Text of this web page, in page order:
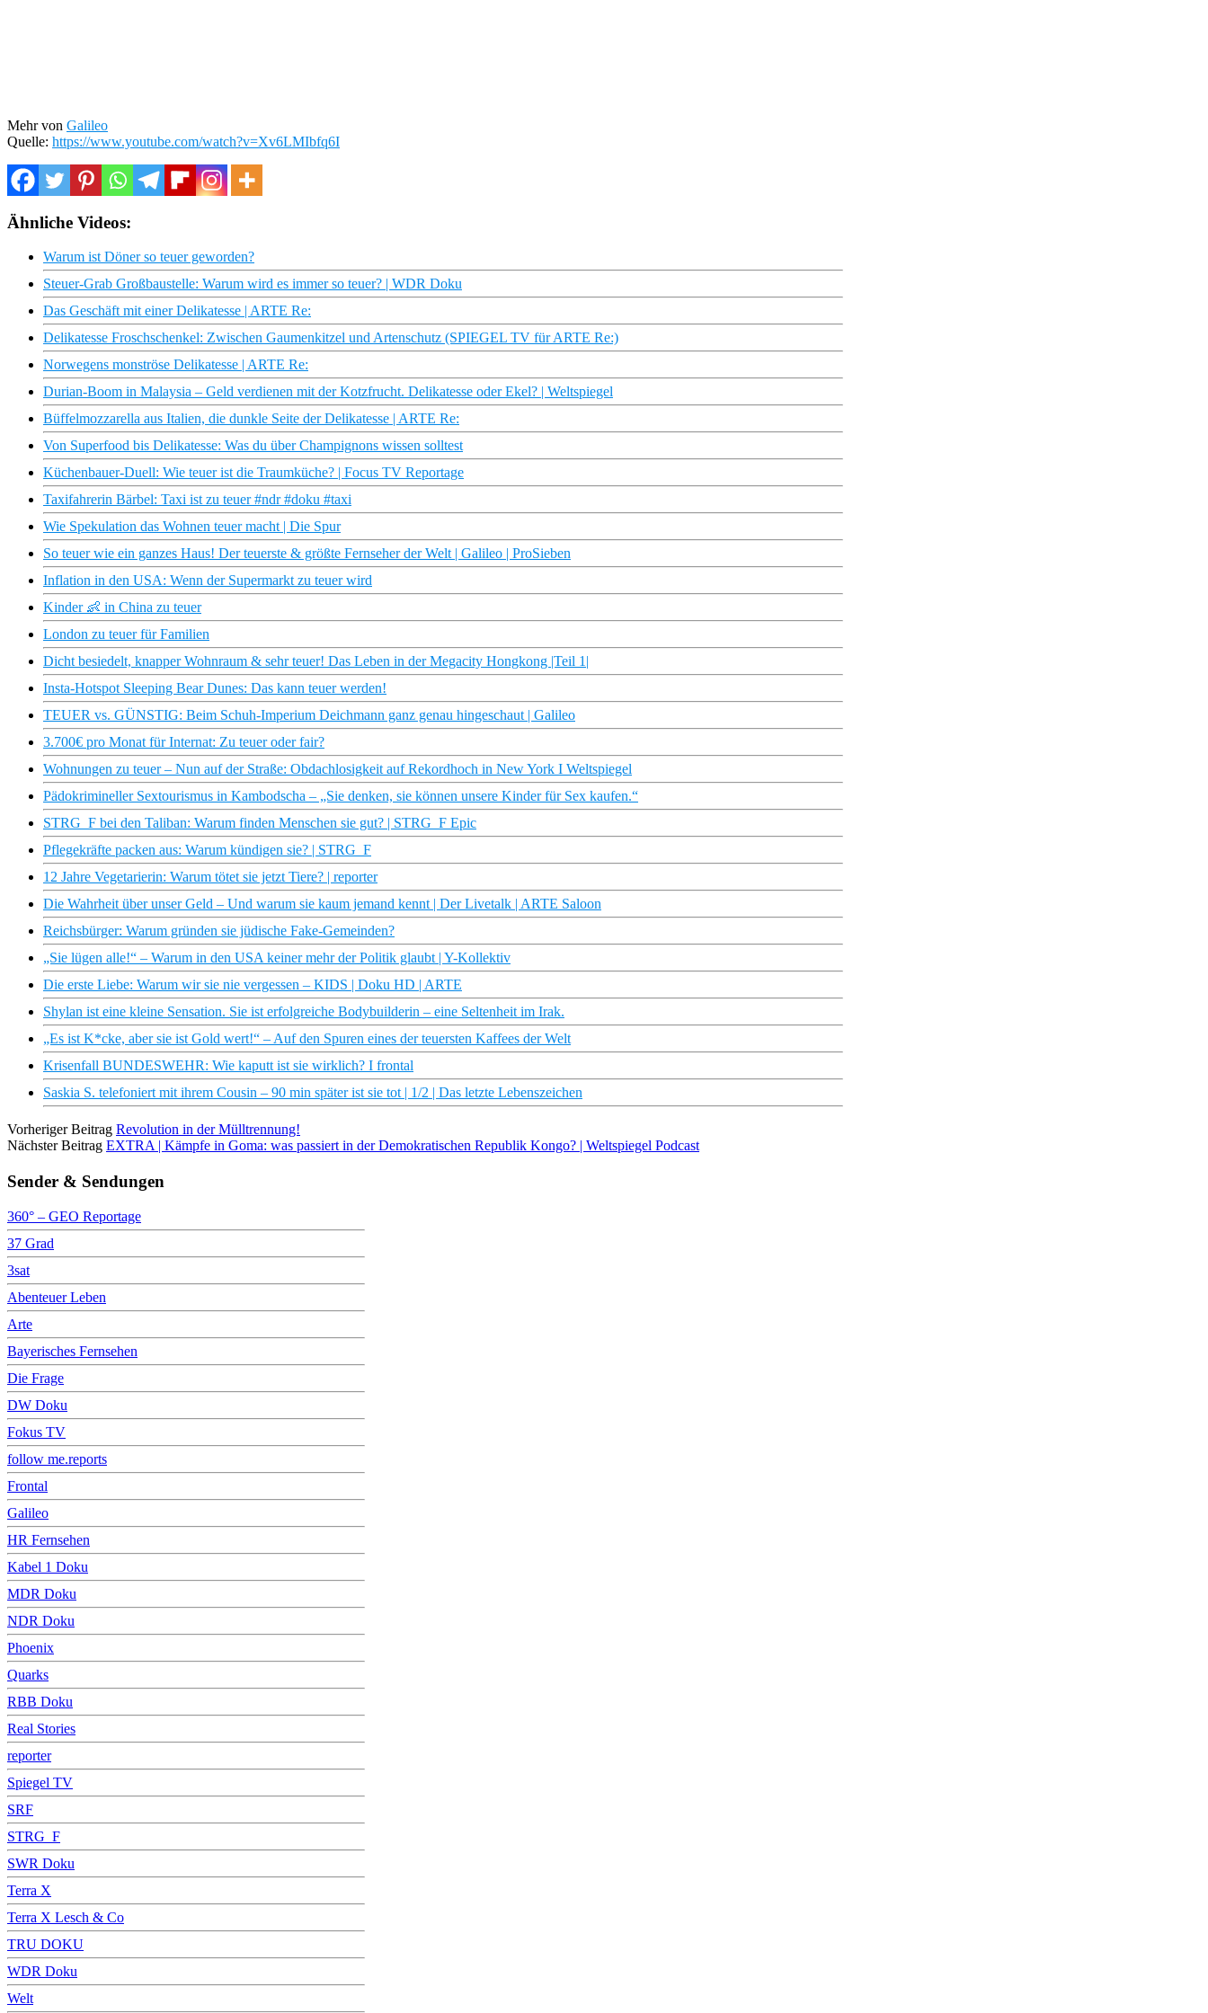
Mehr von Galileo
Quelle: https://www.youtube.com/watch?v=Xv6LMIbfq6I
Ähnliche Videos:
Warum ist Döner so teuer geworden?
Steuer-Grab Großbaustelle: Warum wird es immer so teuer? | WDR Doku
Das Geschäft mit einer Delikatesse | ARTE Re:
Delikatesse Froschschenkel: Zwischen Gaumenkitzel und Artenschutz (SPIEGEL TV für ARTE Re:)
Norwegens monströse Delikatesse | ARTE Re:
Durian-Boom in Malaysia – Geld verdienen mit der Kotzfrucht. Delikatesse oder Ekel? | Weltspiegel
Büffelmozzarella aus Italien, die dunkle Seite der Delikatesse | ARTE Re:
Von Superfood bis Delikatesse: Was du über Champignons wissen solltest
Küchenbauer-Duell: Wie teuer ist die Traumküche? | Focus TV Reportage
Taxifahrerin Bärbel: Taxi ist zu teuer #ndr #doku #taxi
Wie Spekulation das Wohnen teuer macht | Die Spur
So teuer wie ein ganzes Haus! Der teuerste & größte Fernseher der Welt | Galileo | ProSieben
Inflation in den USA: Wenn der Supermarkt zu teuer wird
Kinder 👶 in China zu teuer
London zu teuer für Familien
Dicht besiedelt, knapper Wohnraum & sehr teuer! Das Leben in der Megacity Hongkong |Teil 1|
Insta-Hotspot Sleeping Bear Dunes: Das kann teuer werden!
TEUER vs. GÜNSTIG: Beim Schuh-Imperium Deichmann ganz genau hingeschaut | Galileo
3.700€ pro Monat für Internat: Zu teuer oder fair?
Wohnungen zu teuer – Nun auf der Straße: Obdachlosigkeit auf Rekordhoch in New York I Weltspiegel
Pädokrimineller Sextourismus in Kambodscha – „Sie denken, sie können unsere Kinder für Sex kaufen.“
STRG_F bei den Taliban: Warum finden Menschen sie gut? | STRG_F Epic
Pflegekräfte packen aus: Warum kündigen sie? | STRG_F
12 Jahre Vegetarierin: Warum tötet sie jetzt Tiere? | reporter
Die Wahrheit über unser Geld – Und warum sie kaum jemand kennt | Der Livetalk | ARTE Saloon
Reichsbürger: Warum gründen sie jüdische Fake-Gemeinden?
„Sie lügen alle!“ – Warum in den USA keiner mehr der Politik glaubt | Y-Kollektiv
Die erste Liebe: Warum wir sie nie vergessen – KIDS | Doku HD | ARTE
Shylan ist eine kleine Sensation. Sie ist erfolgreiche Bodybuilderin – eine Seltenheit im Irak.
„Es ist K*cke, aber sie ist Gold wert!“ – Auf den Spuren eines der teuersten Kaffees der Welt
Krisenfall BUNDESWEHR: Wie kaputt ist sie wirklich? I frontal
Saskia S. telefoniert mit ihrem Cousin – 90 min später ist sie tot | 1/2 | Das letzte Lebenszeichen
Vorheriger Beitrag Revolution in der Mülltrennung!
Nächster Beitrag EXTRA | Kämpfe in Goma: was passiert in der Demokratischen Republik Kongo? | Weltspiegel Podcast
Sender & Sendungen
360° – GEO Reportage
37 Grad
3sat
Abenteuer Leben
Arte
Bayerisches Fernsehen
Die Frage
DW Doku
Fokus TV
follow me.reports
Frontal
Galileo
HR Fernsehen
Kabel 1 Doku
MDR Doku
NDR Doku
Phoenix
Quarks
RBB Doku
Real Stories
reporter
Spiegel TV
SRF
STRG_F
SWR Doku
Terra X
Terra X Lesch & Co
TRU DOKU
WDR Doku
Welt